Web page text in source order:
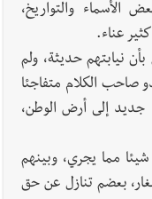
والتواريخ،
عناء.
نيابتهم حديثة، ولم
صاحب الكلام متفاجئا
جديد إلى أرض الوطن،
شيئا مما يجري، وبينهم
بعضم تنازل عن حق